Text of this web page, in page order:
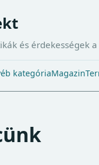
és érdekességek
kategóriaMagazin